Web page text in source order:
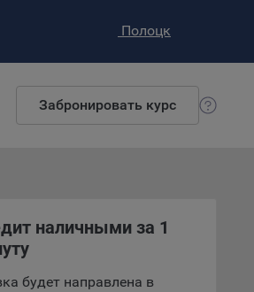
Полоцк
Забронировать курс
наличными за 1
будет направлена в